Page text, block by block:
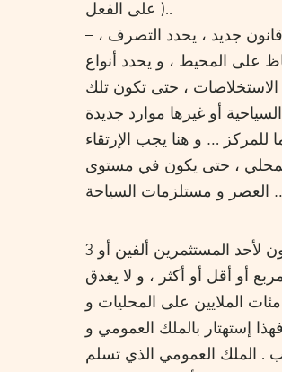
على الفعل )..
– يجب وضع قانون جديد ، يحدد التصرف ،
على المحيط ، و يحدد أنواع
الاستخلاصات ، حتى تكون تلك
أو غيرها موارد جديدة
للمركز … و هنا يجب الإرتقاء
المحلي ، حتى يكون في مستوى
السياحة …
أما أن يكون لأحد المستثمرين ألفين أو 3
أو أقل أو أكثر ، و لا يغدق
الملايين على المحليات و
إستهتار بالملك العمومي و
. الملك العمومي الذي تسلم